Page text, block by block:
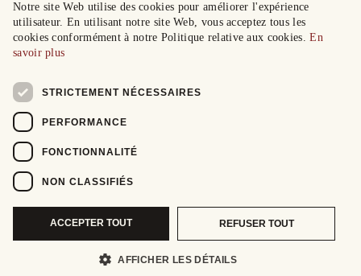
Notre site Web utilise des cookies pour améliorer l'expérience
utilisateur. En utilisant notre site Web, vous acceptez tous les
cookies conformément à notre Politique relative aux cookies.En
savoir plus
STRICTEMENT NÉCESSAIRES
PERFORMANCE
FONCTIONNALITÉ
NON CLASSIFIÉS
ACCEPTER TOUT REFUSER TOUT
AFFICHER LES DÉTAILS